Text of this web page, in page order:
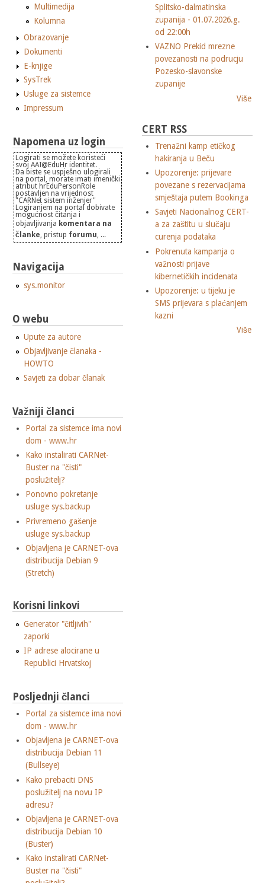
Multimedija
Kolumna
Obrazovanje
Dokumenti
E-knjige
SysTrek
Usluge za sistemce
Impressum
Napomena uz login
Logirati se možete koristeći
svoj AAI@EduHr identitet.
Da biste se uspješno ulogirali
na portal, morate imati imenički
atribut hrEduPersonRole
postavljen na vrijednost
"CARNet sistem inženjer"
Logiranjem na portal dobivate
mogućnost čitanja i
objavljivanja komentara na
članke, pristup forumu, ...
Navigacija
sys.monitor
O webu
Upute za autore
Objavljivanje članaka -
HOWTO
Savjeti za dobar članak
Važniji članci
Portal za sistemce ima novi
dom - www.hr
Kako instalirati CARNet-
Buster na "čisti"
poslužitelj?
Ponovno pokretanje
usluge sys.backup
Privremeno gašenje
usluge sys.backup
Objavljena je CARNET-ova
distribucija Debian 9
(Stretch)
Korisni linkovi
Generator "čitljivih"
zaporki
IP adrese alocirane u
Republici Hrvatskoj
Posljednji članci
Portal za sistemce ima novi
dom - www.hr
Objavljena je CARNET-ova
distribucija Debian 11
(Bullseye)
Kako prebaciti DNS
poslužitelj na novu IP
adresu?
Objavljena je CARNET-ova
distribucija Debian 10
(Buster)
Kako instalirati CARNet-
Buster na "čisti"
Splitsko-dalmatinska
zupanija - 01.07.2026.g.
od 22:00h
VAZNO Prekid mrezne
povezanosti na podrucju
Pozesko-slavonske
zupanije
Više
CERT RSS
Trenažni kamp etičkog
hakiranja u Beču
Upozorenje: prijevare
povezane s rezervacijama
smještaja putem Bookinga
Savjeti Nacionalnog CERT-
a za zaštitu u slučaju
curenja podataka
Pokrenuta kampanja o
važnosti prijave
kibernetičkih incidenata
Upozorenje: u tijeku je
SMS prijevara s plaćanjem
kazni
Više